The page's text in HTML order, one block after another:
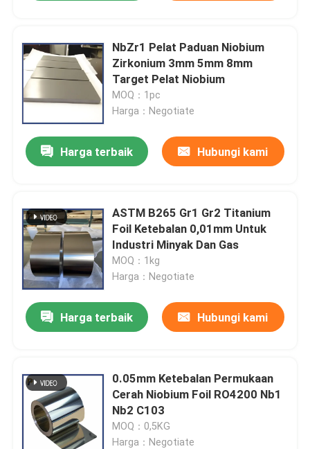
NbZr1 Pelat Paduan Niobium
Zirkonium 3mm 5mm 8mm
Target Pelat Niobium
MOQ：1pc
Harga：Negotiate
Harga terbaik Hubungi kami
ASTM B265 Gr1 Gr2 Titanium
Foil Ketebalan 0,01mm Untuk
Industri Minyak Dan Gas
MOQ：1kg
Harga：Negotiate
Harga terbaik Hubungi kami
0.05mm Ketebalan Permukaan
Cerah Niobium Foil RO4200 Nb1
Nb2 C103
MOQ：0,5KG
Harga：Negotiate